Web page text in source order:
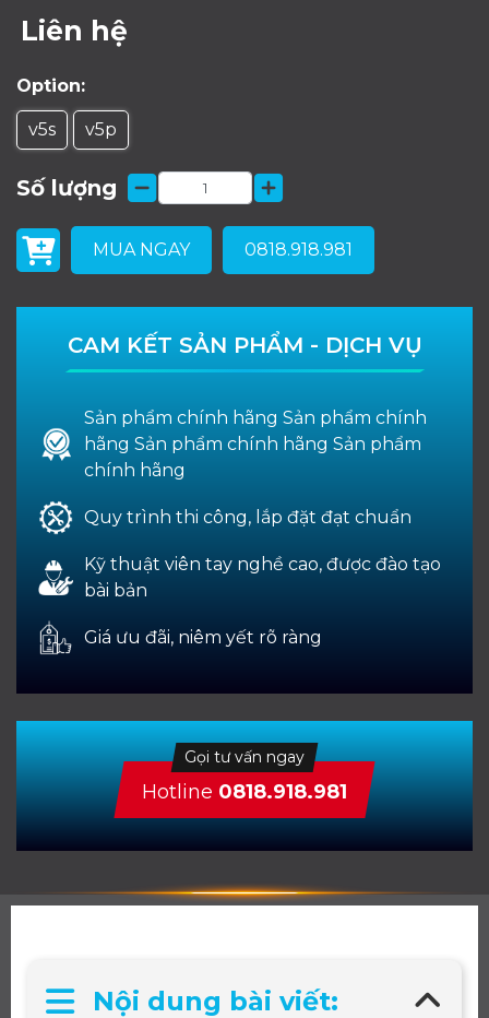
Liên hệ
Option:
v5s v5p
Số lượng
MUA NGAY 0818.918.981
CAM KẾT SẢN PHẨM - DỊCH VỤ
Sản phẩm chính hãng Sản phẩm chính
hãng Sản phẩm chính hãng Sản phẩm
chính hãng
Quy trình thi công, lắp đặt đạt chuẩn
Kỹ thuật viên tay nghề cao, được đào tạo
bài bản
Giá ưu đãi, niêm yết rõ ràng
Gọi tư vấn ngay
Hotline 0818.918.981
Nội dung bài viết: